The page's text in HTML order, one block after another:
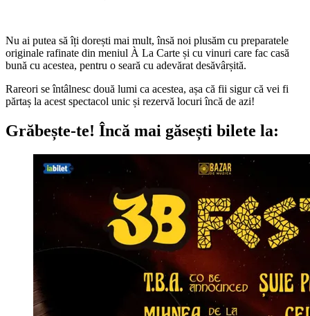
Nu ai putea să îți dorești mai mult, însă noi plusăm cu preparatele
originale rafinate din meniul À La Carte și cu vinuri care fac casă
bună cu acestea, pentru o seară cu adevărat desăvârșită.
Rareori se întâlnesc două lumi ca acestea, așa că fii sigur că vei fi
părtaș la acest spectacol unic și rezervă locuri încă de azi!
Grăbește-te! Încă mai găsești bilete la: